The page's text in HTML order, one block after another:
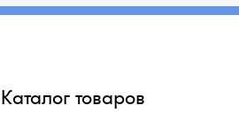
Каталог товаров